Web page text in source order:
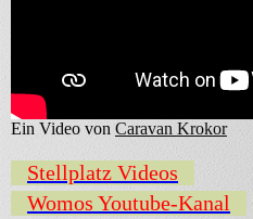
Ein Video von Caravan Krokor
Stellplatz Videos
Womos Youtube-Kanal